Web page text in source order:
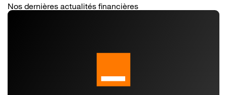
Nos dernières actualités financières